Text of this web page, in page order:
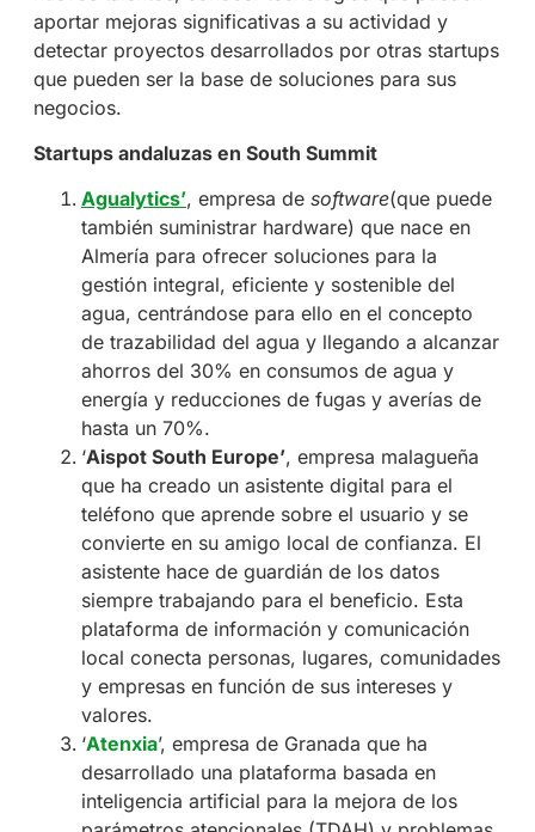
aportar mejoras significativas a su actividad y
detectar proyectos desarrollados por otras startups
que pueden ser la base de soluciones para sus
negocios.
Startups andaluzas en South Summit
Agualytics’, empresa de software(que puede
también suministrar hardware) que nace en
Almería para ofrecer soluciones para la
gestión integral, eficiente y sostenible del
agua, centrándose para ello en el concepto
de trazabilidad del agua y llegando a alcanzar
ahorros del 30% en consumos de agua y
energía y reducciones de fugas y averías de
hasta un 70%.
‘Aispot South Europe’, empresa malagueña
que ha creado un asistente digital para el
teléfono que aprende sobre el usuario y se
convierte en su amigo local de confianza. El
asistente hace de guardián de los datos
siempre trabajando para el beneficio. Esta
plataforma de información y comunicación
local conecta personas, lugares, comunidades
y empresas en función de sus intereses y
valores.
‘Atenxia’, empresa de Granada que ha
desarrollado una plataforma basada en
inteligencia artificial para la mejora de los